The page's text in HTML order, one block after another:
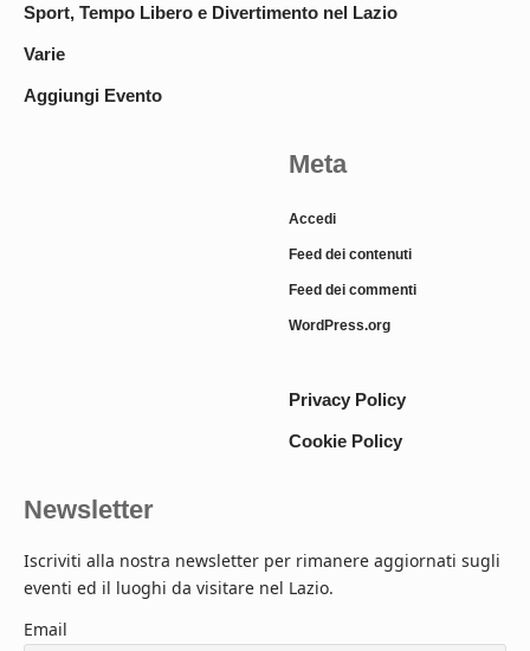
Sport, Tempo Libero e Divertimento nel Lazio
Varie
Aggiungi Evento
Meta
Accedi
Feed dei contenuti
Feed dei commenti
WordPress.org
Privacy Policy
Cookie Policy
Newsletter
Iscriviti alla nostra newsletter per rimanere aggiornati sugli
eventi ed il luoghi da visitare nel Lazio.
Email